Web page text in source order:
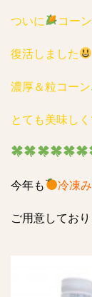
ついに コー
復活しました
濃厚＆粒コーン
とても美味し
今年も 冷凍
ご用意してお